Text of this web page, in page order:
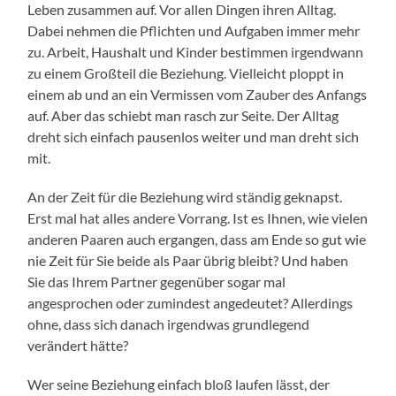
Leben zusammen auf. Vor allen Dingen ihren Alltag.
Dabei nehmen die Pflichten und Aufgaben immer mehr
zu. Arbeit, Haushalt und Kinder bestimmen irgendwann
zu einem Großteil die Beziehung. Vielleicht ploppt in
einem ab und an ein Vermissen vom Zauber des Anfangs
auf. Aber das schiebt man rasch zur Seite. Der Alltag
dreht sich einfach pausenlos weiter und man dreht sich
mit.
An der Zeit für die Beziehung wird ständig geknapst.
Erst mal hat alles andere Vorrang. Ist es Ihnen, wie vielen
anderen Paaren auch ergangen, dass am Ende so gut wie
nie Zeit für Sie beide als Paar übrig bleibt? Und haben
Sie das Ihrem Partner gegenüber sogar mal
angesprochen oder zumindest angedeutet? Allerdings
ohne, dass sich danach irgendwas grundlegend
verändert hätte?
Wer seine Beziehung einfach bloß laufen lässt, der